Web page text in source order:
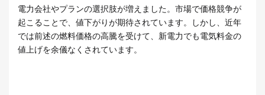
電力会社やプランの選択肢が増えました。市場で価格競争が
起こることで、値下がりが期待されています。しかし、近年
では前述の燃料価格の高騰を受けて、新電力でも電気料金の
値上げを余儀なくされています。